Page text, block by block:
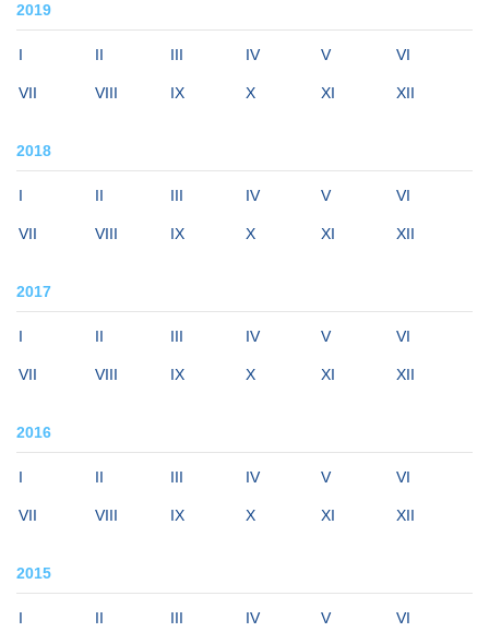
2019
I II III IV V VI
VII VIII IX X XI XII
2018
I II III IV V VI
VII VIII IX X XI XII
2017
I II III IV V VI
VII VIII IX X XI XII
2016
I II III IV V VI
VII VIII IX X XI XII
2015
I II III IV V VI